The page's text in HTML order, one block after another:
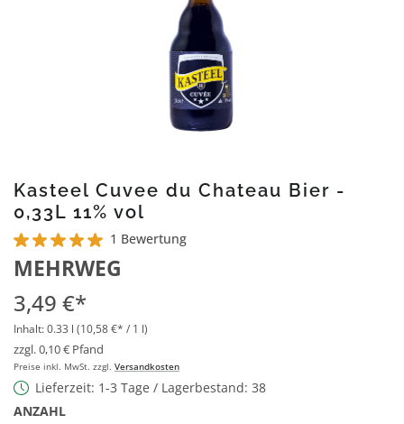
Kasteel Cuvee du Chateau Bier -
0,33L 11% vol
Durchschnittliche Bewertung von 5 von 5 Sternen
1 Bewertung
MEHRWEG
3,49 €*
Inhalt:0.33 l (10,58 €* / 1 l)
zzgl. 0,10 € Pfand
Preise inkl. MwSt. zzgl. Versandkosten
Lieferzeit: 1-3 Tage / Lagerbestand: 38
ANZAHL